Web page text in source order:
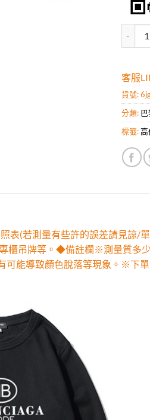
客服
貨號:
分類:
標籤:高
表(若測量有些許的誤差請見諒/
櫃吊牌等。◆備註欄※測量質多
能導致顏色脫落等現象。※下